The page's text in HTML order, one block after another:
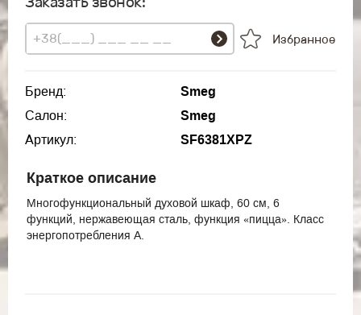
Избранное
Бренд:
Smeg
Салон:
Smeg
Артикул:
SF6381XPZ
Краткое описание
Многофункциональный духовой шкаф, 60 см, 6
функций, нержавеющая сталь, функция «пицца». Класс
энергопотребления А.